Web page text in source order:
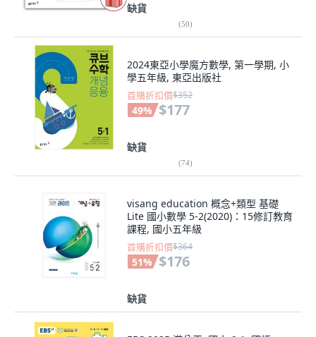
缺貨
(50)
2024東亞小學魔方數學, 第一學期, 小
學五年級, 東亞出版社
首購折扣價$352
49% $177
缺貨
(74)
visang education 概念+類型 基礎
Lite 國小數學 5-2(2020)：15修訂教育
課程, 國小五年級
首購折扣價$364
51% $176
缺貨